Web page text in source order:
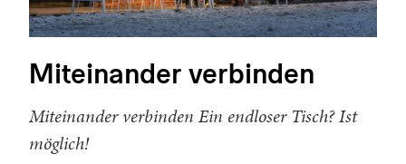
Miteinander verbinden
Miteinander verbinden Ein endloser Tisch? Ist
möglich!